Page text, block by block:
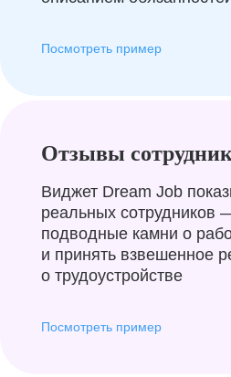
Посмотреть пример
Отзывы
Виджет Dream Job
реальных сотрудников
подводные камни о
и принять взвешенное
о трудоустройстве
Посмотреть пример